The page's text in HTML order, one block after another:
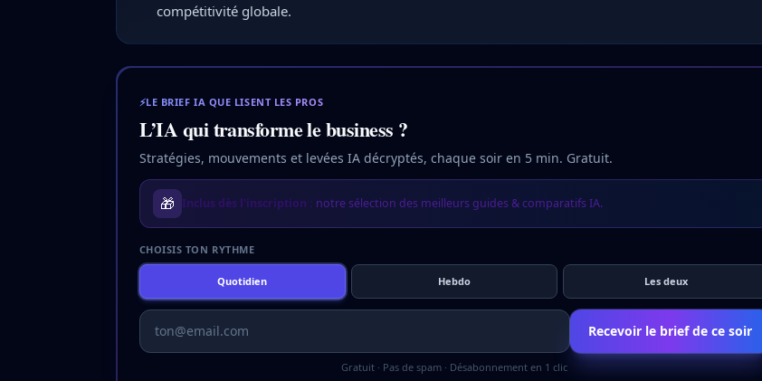
compétitivité globale.
⚡LE BRIEF IA QUE LISENT LES PROS
L’IA qui transforme le business ?
Stratégies, mouvements et levées IA décryptés, chaque soir en 5 min. Gratuit.
🎁 Inclus dès l'inscription : notre sélection des meilleurs guides & comparatifs IA.
CHOISIS TON RYTHME
Quotidien Hebdo Les deux
Recevoir le brief de ce soir
Gratuit · Pas de spam · Désabonnement en 1 clic